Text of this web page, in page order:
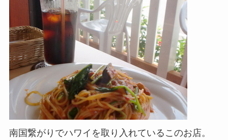
南国繋がりでハワイを取り入れているこのお店。